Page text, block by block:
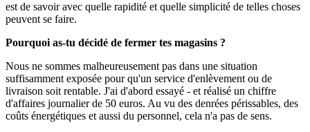
est de savoir avec quelle rapidité et quelle simplicité de telles choses
peuvent se faire.
Pourquoi as-tu décidé de fermer tes magasins ?
Nous ne sommes malheureusement pas dans une situation
suffisamment exposée pour qu'un service d'enlèvement ou de
livraison soit rentable. J'ai d'abord essayé - et réalisé un chiffre
d'affaires journalier de 50 euros. Au vu des denrées périssables, des
coûts énergétiques et aussi du personnel, cela n'a pas de sens.